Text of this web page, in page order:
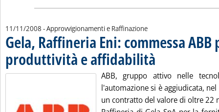
11/11/2008 - Approvvigionamenti e Raffinazione
Gela, Raffineria Eni: commessa
produttività e affidabilità . Pubblicata martedì 11
ABB, gruppo attivo nelle
l'automazione si è aggiudicata,
un contratto del valore di oltre 22